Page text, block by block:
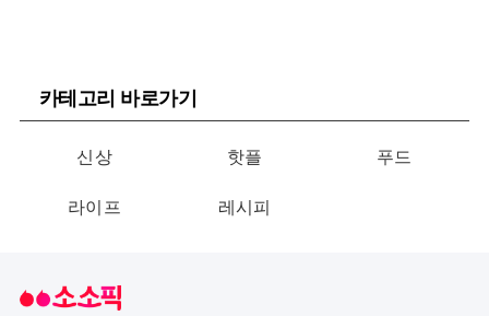
카테고리 바로가기
신상 핫플 푸드
라이프 레시피